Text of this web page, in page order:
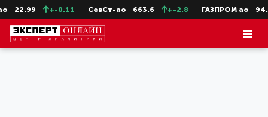
22.99 +-0.11 СевСт-ао 663.6 +-2.8 ГАЗПРОМ ао 94.73